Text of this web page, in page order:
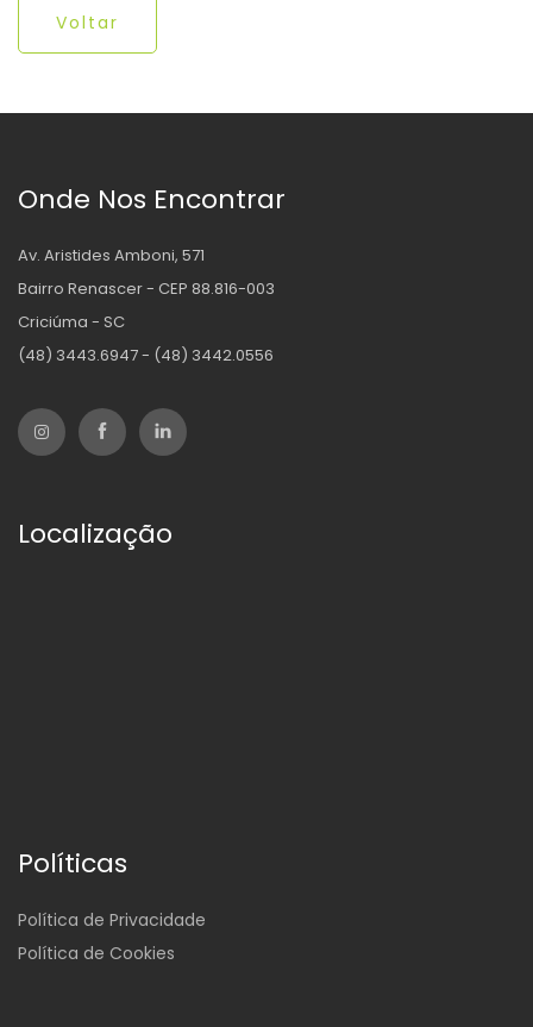
Voltar
Onde Nos Encontrar
Av. Aristides Amboni, 571
Bairro Renascer - CEP 88.816-003
Criciúma - SC
(48) 3443.6947 - (48) 3442.0556
Localização
Políticas
Política de Privacidade
Política de Cookies